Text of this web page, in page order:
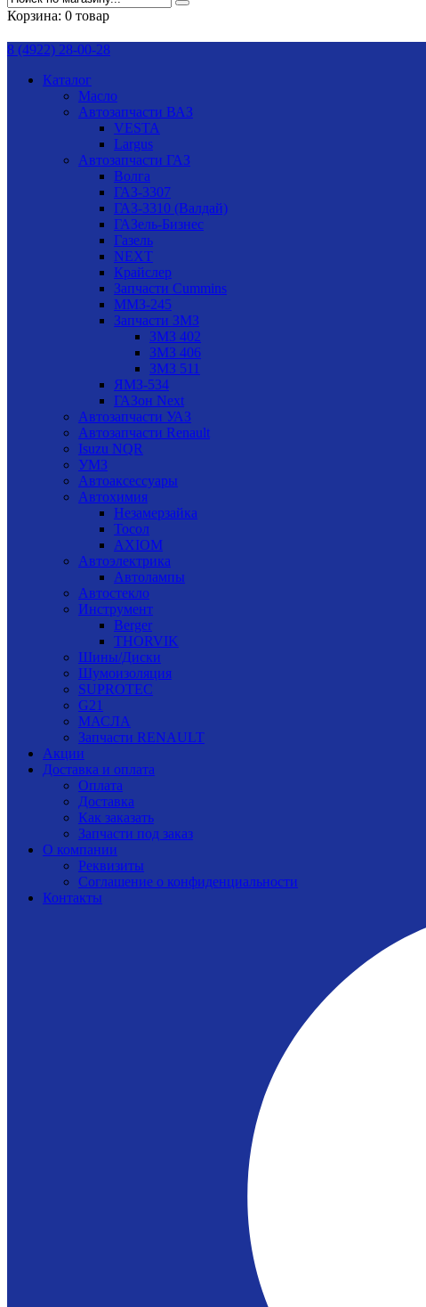
Корзина: 0 товар
8 (4922) 28-00-28
Каталог
Масло
Автозапчасти ВАЗ
VESTA
Largus
Автозапчасти ГАЗ
Волга
ГАЗ-3307
ГАЗ-3310 (Валдай)
ГАЗель-Бизнес
Газель
NEXT
Крайслер
Запчасти Cummins
ММЗ-245
Запчасти ЗМЗ
ЗМЗ 402
ЗМЗ 406
ЗМЗ 511
ЯМЗ-534
ГАЗон Next
Автозапчасти УАЗ
Автозапчасти Renault
Isuzu NQR
УМЗ
Автоаксессуары
Автохимия
Незамерзайка
Тосол
AXIOM
Автоэлектрика
Автолампы
Автостекло
Инструмент
Berger
THORVIK
Шины/Диски
Шумоизоляция
SUPROTEC
G21
МАСЛА
Запчасти RENAULT
Акции
Доставка и оплата
Оплата
Доставка
Как заказать
Запчасти под заказ
О компании
Реквизиты
Соглашение о конфиденциальности
Контакты